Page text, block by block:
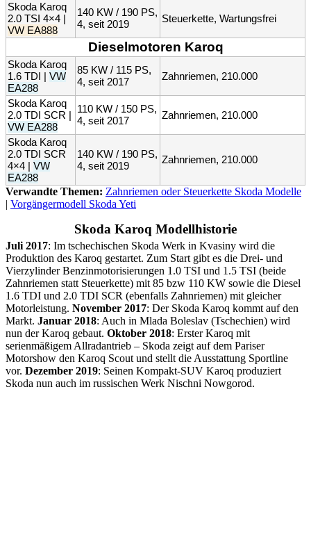
Skoda Karoq
2.0 TSI 4×4 |
VW EA888
140 KW / 190 PS,
4, seit 2019
Steuerkette, Wartungsfrei
Dieselmotoren Karoq
Skoda Karoq
1.6 TDI | VW
EA288
85 KW / 115 PS,
4, seit 2017
Zahnriemen, 210.000
Skoda Karoq
2.0 TDI SCR |
VW EA288
110 KW / 150 PS,
4, seit 2017
Zahnriemen, 210.000
Skoda Karoq
2.0 TDI SCR
4×4 | VW
EA288
140 KW / 190 PS,
4, seit 2019
Zahnriemen, 210.000
Verwandte Themen: Zahnriemen oder Steuerkette Skoda Modelle
| Vorgängermodell Skoda Yeti
Skoda Karoq Modellhistorie
Juli 2017: Im tschechischen Skoda Werk in Kvasiny wird die
Produktion des Karoq gestartet. Zum Start gibt es die Drei- und
Vierzylinder Benzinmotorisierungen 1.0 TSI und 1.5 TSI (beide
Zahnriemen statt Steuerkette) mit 85 bzw 110 KW sowie die Diesel
1.6 TDI und 2.0 TDI SCR (ebenfalls Zahnriemen) mit gleicher
Motorleistung. November 2017: Der Skoda Karoq kommt auf den
Markt. Januar 2018: Auch in Mlada Boleslav (Tschechien) wird
nun der Karoq gebaut. Oktober 2018: Erster Karoq mit
serienmäßigem Allradantrieb – Skoda zeigt auf dem Pariser
Motorshow den Karoq Scout und stellt die Ausstattung Sportline
vor. Dezember 2019: Seinen Kompakt-SUV Karoq produziert
Skoda nun auch im russischen Werk Nischni Nowgorod.